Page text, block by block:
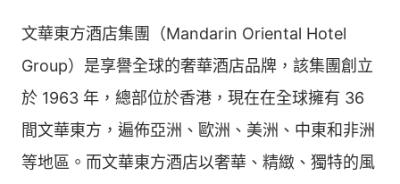
文華東方酒店集團（Mandarin Oriental Hotel
Group）是享譽全球的奢華酒店品牌，該集團創立
於 1963 年，總部位於香港，現在在全球擁有 36
間文華東方，遍佈亞洲、歐洲、美洲、中東和非洲
等地區。而文華東方酒店以奢華、精緻、獨特的風